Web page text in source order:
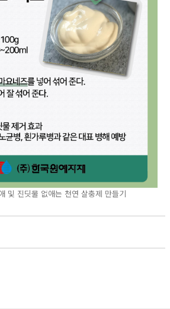
및 진딧물 없애는 천연 살충제 만들기